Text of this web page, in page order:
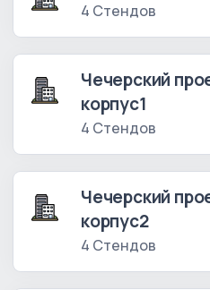
4 Стендов
Чечерский
корпус1
4 Стендов
Чечерский
корпус2
4 Стендов